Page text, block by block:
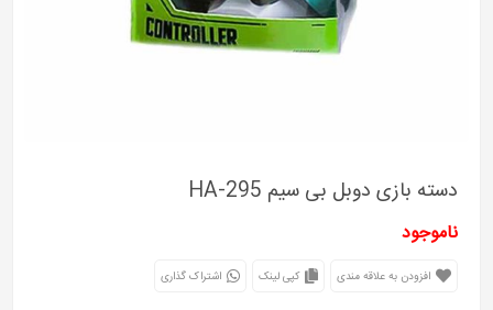
دسته بازی دوبل بی سیم HA-295
ناموجود
افزودن به علاقه مندی کپی لینک اشتراک گذاری